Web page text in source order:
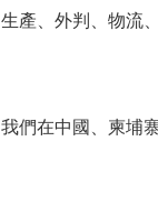
生產、外判、物流
我們在中國、柬埔